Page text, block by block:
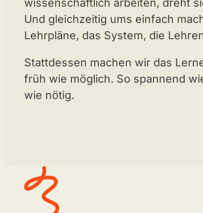
wissenschaftlich arbeiten, dreht
Und gleichzeitig ums einfach
Lehrpläne, das System, die
Stattdessen machen wir das
früh wie möglich. So spannend
wie nötig.